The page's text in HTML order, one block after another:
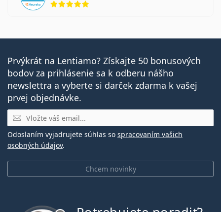
Prvýkrát na Lentiamo? Získajte 50 bonusových
bodov za prihlásenie sa k odberu nášho
newslettra a vyberte si darček zdarma k vašej
prvej objednávke.
E-mail
Chcem novinky
Odoslaním vyjadrujete súhlas so spracovaním vašich
osobných údajov.